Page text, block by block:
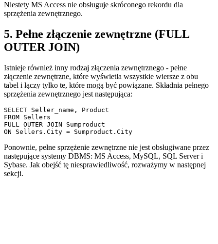
Niestety MS Access nie obsługuje skróconego rekordu dla
sprzężenia zewnętrznego.
5. Pełne złączenie zewnętrzne (FULL
OUTER JOIN)
Istnieje również inny rodzaj złączenia zewnętrznego - pełne
złączenie zewnętrzne, które wyświetla wszystkie wiersze z obu
tabel i łączy tylko te, które mogą być powiązane. Składnia pełnego
sprzężenia zewnętrznego jest następująca:
SELECT Seller_name, Product
FROM Sellers
FULL OUTER JOIN Sumproduct
Ponownie, pełne sprzężenie zewnętrzne nie jest obsługiwane przez
następujące systemy DBMS: MS Access, MySQL, SQL Server i
Sybase. Jak obejść tę niesprawiedliwość, rozważymy w następnej
sekcji.